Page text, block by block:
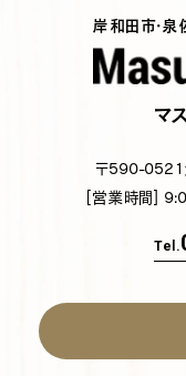
岸和田市・
マ
〒590-0521
[営業時間]
Tel.